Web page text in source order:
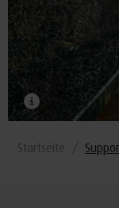
Startseite